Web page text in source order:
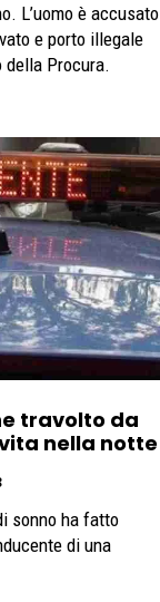
L’uomo è accusato
e porto illegale
della Procura.
travolto da
nella notte
sonno ha fatto
di una